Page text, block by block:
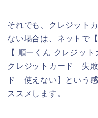
それでも、クレジット
ない場合は、ネットで
【 順一くん クレジッ
クレジットカード 失
ド 使えない】という
ススメします。